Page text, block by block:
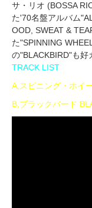
サ・リオ (BOSSA
た'70名盤アルバム
OOD, SWEAT &
た"SPINNING
の"BLACKBIRD"も好
TRACK LIST
A,スピニング・ホイ
B,ブラックバード